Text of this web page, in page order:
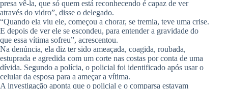
presa vê-la, que só quem está reconhecendo é capaz de ver
através do vidro”, disse o delegado.
“Quando ela viu ele, começou a chorar, se tremia, teve uma crise.
E depois de ver ele se escondeu, para entender a gravidade do
que essa vítima sofreu”, acrescentou.
Na denúncia, ela diz ter sido ameaçada, coagida, roubada,
estuprada e agredida com um corte nas costas por conta de uma
dívida. Segundo a polícia, o policial foi identificado após usar o
celular da esposa para a ameçar a vítima.
A investigação aponta que o policial e o comparsa estavam